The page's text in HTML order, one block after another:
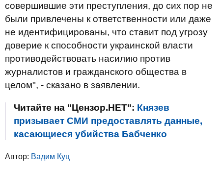
совершившие эти преступления, до сих пор не
были привлечены к ответственности или даже
не идентифицированы, что ставит под угрозу
доверие к способности украинской власти
противодействовать насилию против
журналистов и гражданского общества в
целом", - сказано в заявлении.
Читайте на "Цензор.НЕТ": Князев
призывает СМИ предоставлять данные,
касающиеся убийства Бабченко
Автор: Вадим Куц